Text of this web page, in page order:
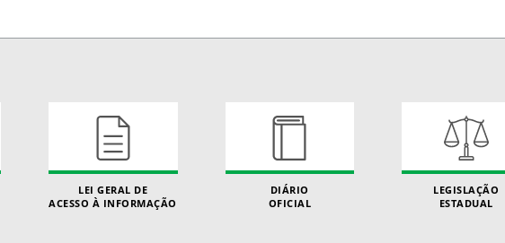
LEI GERAL DE
ACESSO À INFORMAÇÃO
DIÁRIO
OFICIAL
LEGISLAÇÃO
ESTADUAL